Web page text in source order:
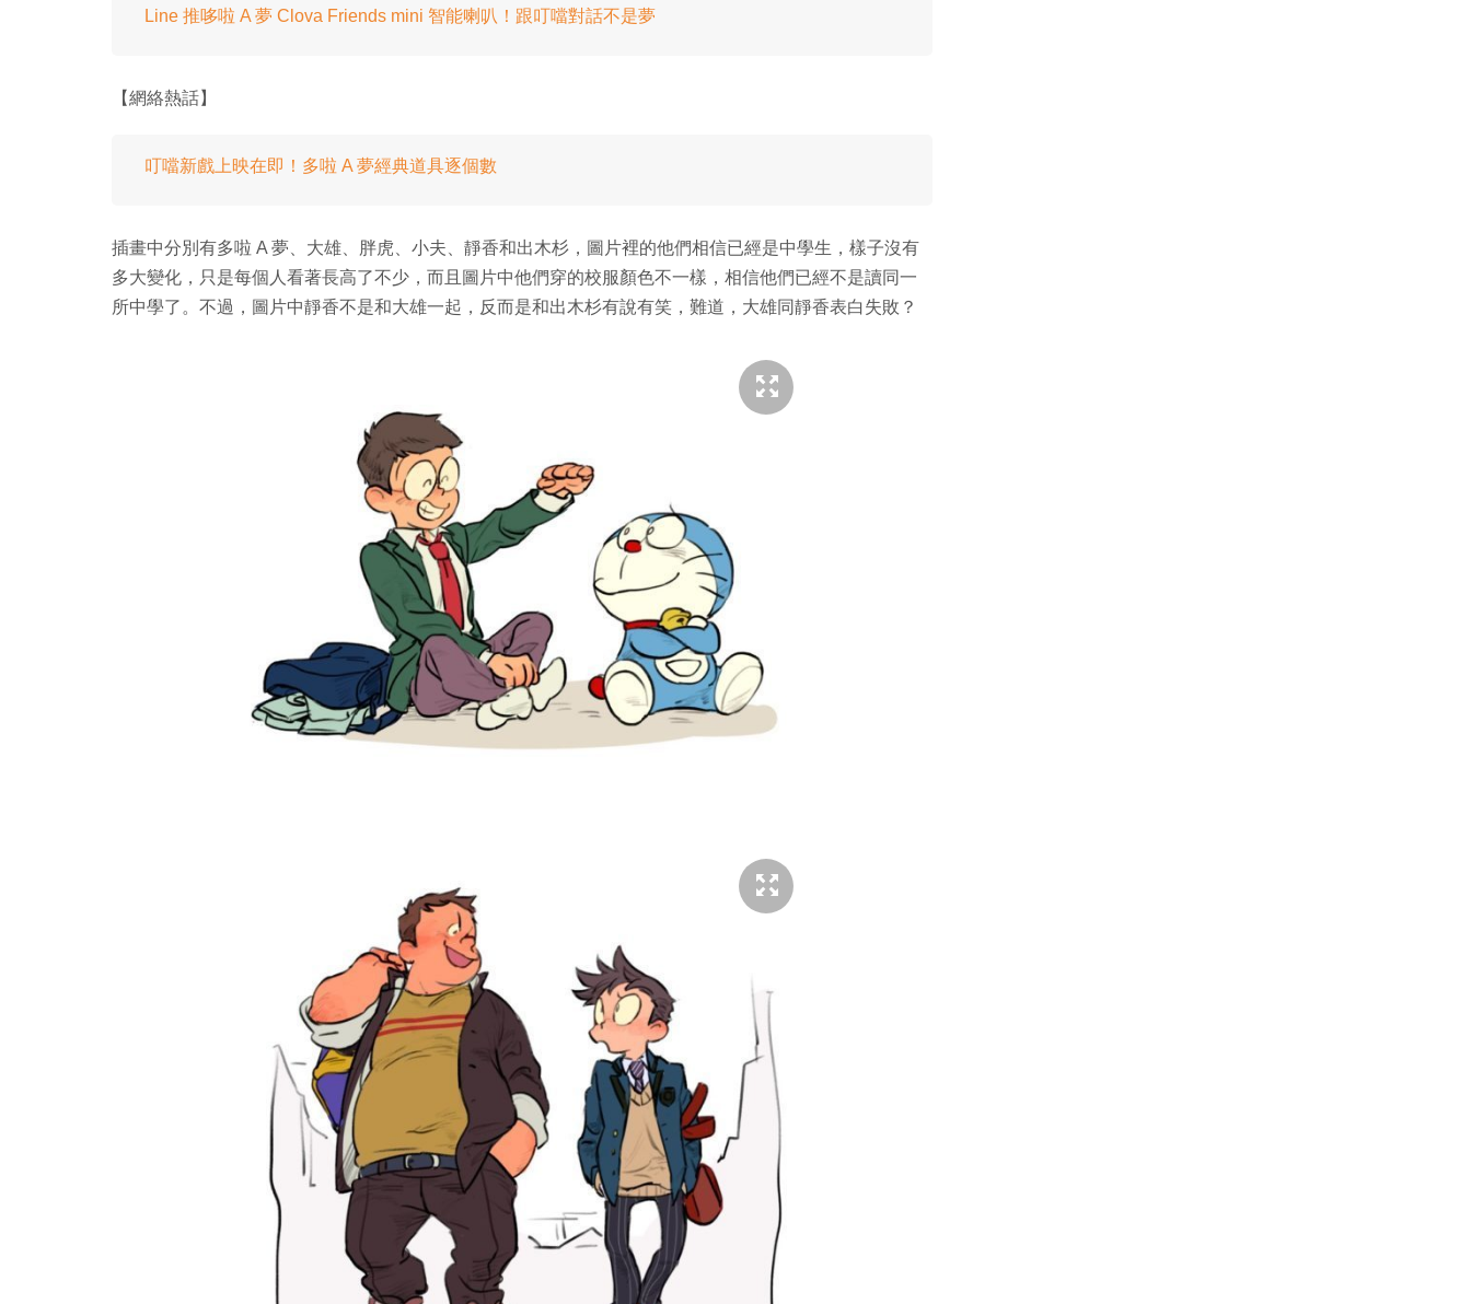
Line 推哆啦 A 夢 Clova Friends mini 智能喇叭！跟叮噹對話不是夢
【網絡熱話】
叮噹新戲上映在即！多啦 A 夢經典道具逐個數
插畫中分別有多啦 A 夢、大雄、胖虎、小夫、靜香和出木杉，圖片裡的他們相信已經是中學生，樣子沒有
多大變化，只是每個人看著長高了不少，而且圖片中他們穿的校服顏色不一樣，相信他們已經不是讀同一
所中學了。不過，圖片中靜香不是和大雄一起，反而是和出木杉有說有笑，難道，大雄同靜香表白失敗？